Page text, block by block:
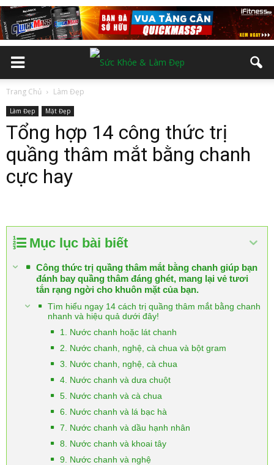
Trang Chủ Làm Đẹp
Làm Đẹp Mặt Đẹp
Tổng hợp 14 công thức trị
quầng thâm mắt bằng chanh
cực hay
Mục lục bài biết
Công thức trị quầng thâm mắt bằng chanh giúp bạn
đánh bay quầng thâm đáng ghét, mang lại vẻ tươi
tắn rạng ngời cho khuôn mặt của bạn.
Tìm hiểu ngay 14 cách trị quầng thâm mắt bằng chanh
nhanh và hiệu quả dưới đây!
1. Nước chanh hoặc lát chanh
2. Nước chanh, nghệ, cà chua và bột gram
3. Nước chanh, nghệ, cà chua
4. Nước chanh và dưa chuột
5. Nước chanh và cà chua
6. Nước chanh và lá bạc hà
7. Nước chanh và dầu hạnh nhân
8. Nước chanh và khoai tây
9. Nước chanh và nghệ